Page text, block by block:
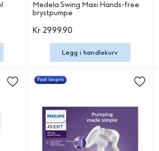
Medela Swing Maxi Hands-free
brystpumpe
Kr 2999,90
Legg i handlekurv